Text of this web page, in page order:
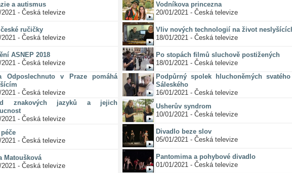
a autismus
2021 - Česká televize
ručičky
2021 - Česká televize
ASNEP 2018
2021 - Česká televize
Odposlechnuto v Praze pomáhá
2021 - Česká televize
znakových jazyků a jejich
2021 - Česká televize
péče
2021 - Česká televize
Matoušková
2021 - Česká televize
Vodníkova princezna
20/01/2021 - Česká televize
Vliv nových technologií na život
18/01/2021 - Česká televize
Po stopách filmů sluchově postižených
18/01/2021 - Česká televize
Podpůrný spolek hluchoněmých
Sáleského
16/01/2021 - Česká televize
Usherův syndrom
10/01/2021 - Česká televize
Divadlo beze slov
05/01/2021 - Česká televize
Pantomima a pohybové divadlo
01/01/2021 - Česká televize